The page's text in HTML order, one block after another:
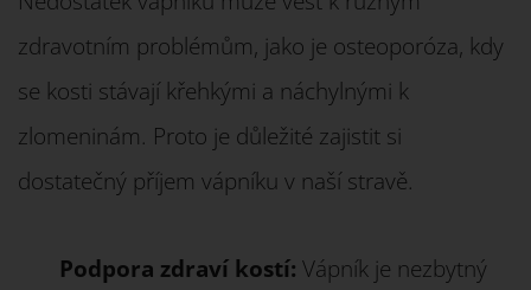
zdravotním problémům, jako je osteoporóza, kdy
se kosti stávají křehkými a náchylnými k
zlomeninám. Proto je důležité zajistit si
dostatečný příjem vápníku v naší stravě.
Podpora zdraví kostí: Vápník je nezbytný